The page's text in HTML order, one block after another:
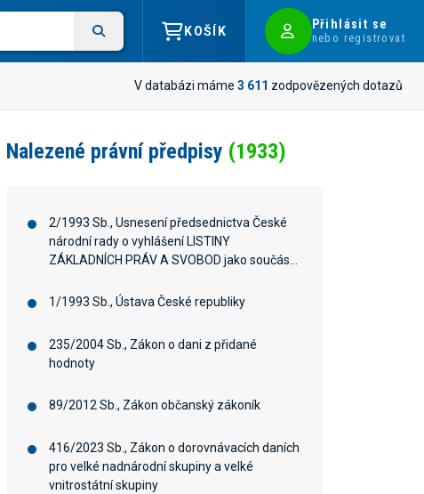
KOŠÍK Přihlásit se
nebo registrovat
V databázi máme 3 611 zodpovězených dotazů
Nalezené právní předpisy (1933)
2/1993 Sb., Usnesení předsednictva České
národní rady o vyhlášení LISTINY
ZÁKLADNÍCH PRÁV A SVOBOD jako součástí
1/1993 Sb., Ústava České republiky
235/2004 Sb., Zákon o dani z přidané
hodnoty
89/2012 Sb., Zákon občanský zákoník
416/2023 Sb., Zákon o dorovnávacích daních
pro velké nadnárodní skupiny a velké
vnitrostátní skupiny